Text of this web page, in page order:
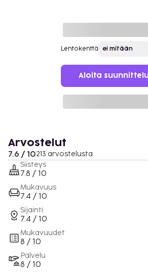
Lentokenttä
Aloita suunnittelu
Arvostelut
7.6 / 10213 arvostelusta
Siisteys
7.8 / 10
Mukavuus
7.4 / 10
Sijainti
7.4 / 10
Mukavuudet
8 / 10
Palvelu
8 / 10